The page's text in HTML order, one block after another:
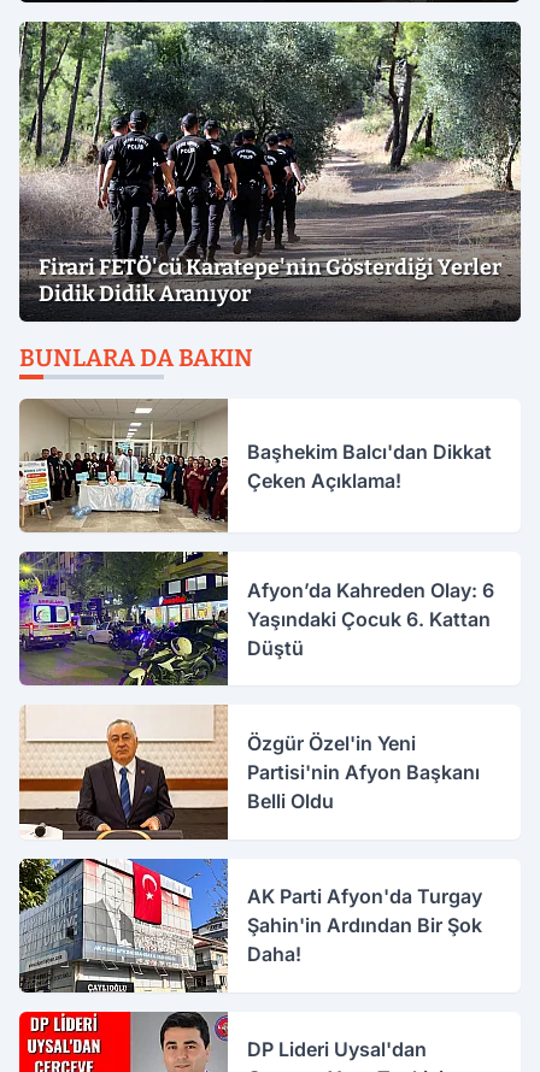
Firari FETÖ'cü Karatepe'nin Gösterdiği Yerler
Didik Didik Aranıyor
BUNLARA DA BAKIN
Başhekim Balcı'dan Dikkat
Çeken Açıklama!
Afyon’da Kahreden Olay: 6
Yaşındaki Çocuk 6. Kattan
Düştü
Özgür Özel'in Yeni
Partisi'nin Afyon Başkanı
Belli Oldu
AK Parti Afyon'da Turgay
Şahin'in Ardından Bir Şok
Daha!
DP Lideri Uysal'dan